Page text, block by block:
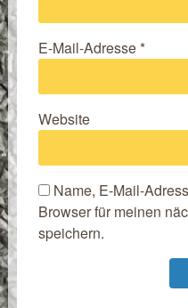
E-Mail-Adresse*
Website
Name, E-Mail-
Browser für meinen
speichern.